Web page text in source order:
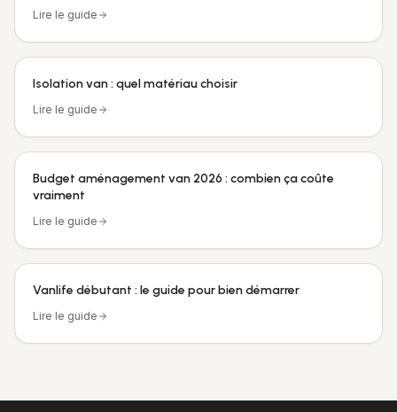
Lire le guide
Isolation van : quel matériau choisir
Lire le guide
Budget aménagement van 2026 : combien ça coûte
vraiment
Lire le guide
Vanlife débutant : le guide pour bien démarrer
Lire le guide